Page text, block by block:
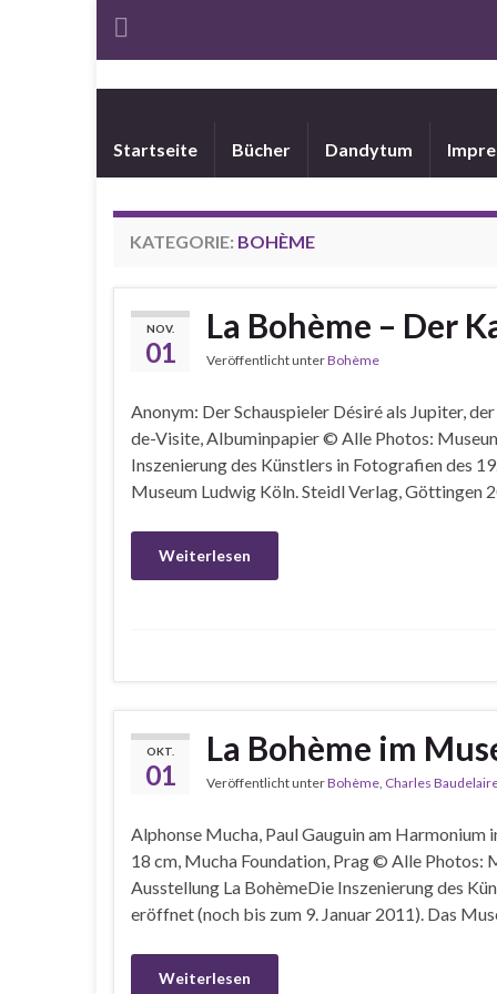
Startseite Bücher Dandytum
KATEGORIE: BOHÈME
NOV.
01
La Bohème – Der
Veröffentlicht unterBohème
Anonym: Der Schauspieler Désiré als Jupiter,
de-Visite, Albuminpapier © Alle Photos:
Inszenierung des Künstlers in Fotografien des
Museum Ludwig Köln. Steidl Verlag, Göttingen
Weiterlesen
OKT.
01
La Bohème im
Veröffentlicht unterBohème, Charles
Alphonse Mucha, Paul Gauguin am
18 cm, Mucha Foundation, Prag © Alle Photos:
Ausstellung La BohèmeDie Inszenierung des
eröffnet (noch bis zum 9. Januar 2011). Das
Weiterlesen